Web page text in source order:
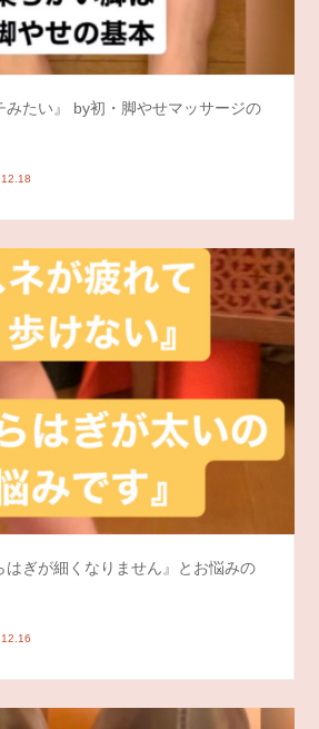
みたい』 by初・脚やせマッサージの
はぎが細くなりません』とお悩みの